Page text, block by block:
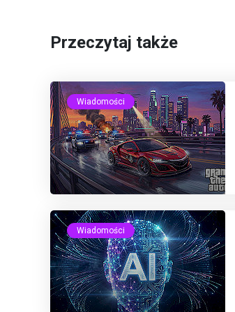
Przeczytaj także
Wiadomości
Wiadomości